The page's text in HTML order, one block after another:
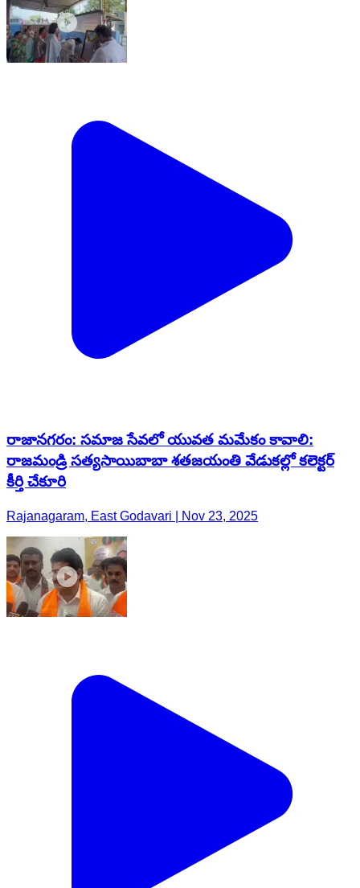
రాజానగరం: సమాజ సేవలో యువత మమేకం కావాలి:
రాజమండ్రి సత్యసాయిబాబా శతజయంతి వేడుకల్లో కలెక్టర్
కీర్తి చేకూరి
Rajanagaram, East Godavari | Nov 23, 2025